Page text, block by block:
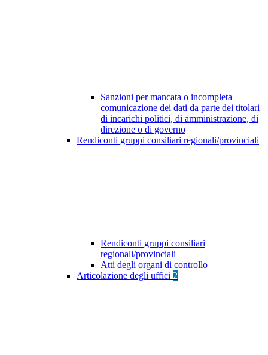
Sanzioni per mancata o incompleta
comunicazione dei dati da parte dei titolari
di incarichi politici, di amministrazione, di
direzione o di governo
Rendiconti gruppi consiliari regionali/provinciali
Rendiconti gruppi consiliari
regionali/provinciali
Atti degli organi di controllo
Articolazione degli uffici 2